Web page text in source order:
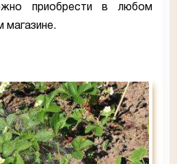
приобрести в любом
магазине.